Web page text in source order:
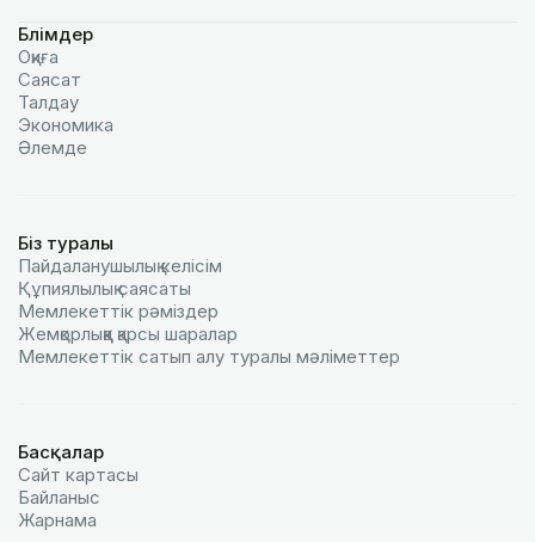
Бөлімдер
Оқиға
Саясат
Талдау
Экономика
Әлемде
Біз туралы
Пайдаланушылық келiciм
Құпиялылық саясаты
Мемлекеттік рәміздер
Жемқорлыққа қарсы шаралар
Мемлекеттік сатып алу туралы мәлiметтер
Басқалар
Сайт картасы
Байланыс
Жарнама